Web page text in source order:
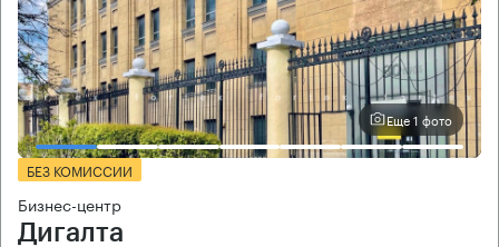
Еще 1 фото
БЕЗ КОМИССИИ
Бизнес-центр
Дигалта